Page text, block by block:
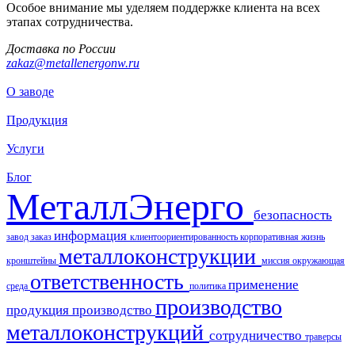
Особое внимание мы уделяем поддержке клиента на всех
этапах сотрудничества.
Доставка по России
zakaz@metallenergonw.ru
О заводе
Продукция
Услуги
Блог
МеталлЭнерго безопасность
завод заказ информация клиентоориентированность корпоративная жизнь
кронштейны металлоконструкции миссия окружающая
среда ответственность политика применение
продукция производство производство
металлоконструкций сотрудничество траверсы